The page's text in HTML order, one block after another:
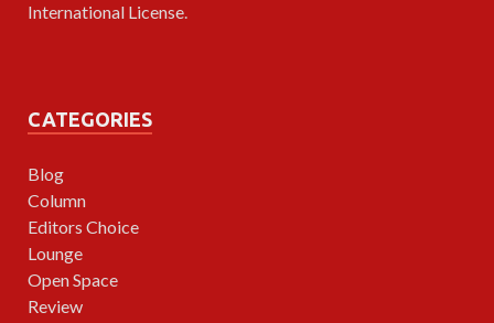
International License.
CATEGORIES
Blog
Column
Editors Choice
Lounge
Open Space
Review